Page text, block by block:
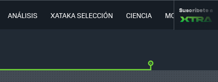
ANÁLISIS XATAKA SELECCIÓN CIENCIA MOVILIDAD
Suscríbete a